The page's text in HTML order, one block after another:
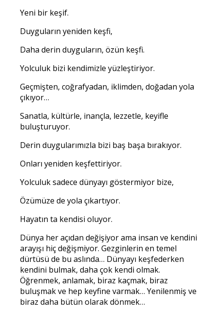
Yeni bir keşif.
Duyguların yeniden keşfi,
Daha derin duyguların, özün keşfi.
Yolculuk bizi kendimizle yüzleştiriyor.
Geçmişten, coğrafyadan, iklimden, doğadan yola
çıkıyor…
Sanatla, kültürle, inançla, lezzetle, keyifle
buluşturuyor.
Derin duygularımızla bizi baş başa bırakıyor.
Onları yeniden keşfettiriyor.
Yolculuk sadece dünyayı göstermiyor bize,
Özümüze de yola çıkartıyor.
Hayatın ta kendisi oluyor.
Dünya her açıdan değişiyor ama insan ve kendini
arayışı hiç değişmiyor. Gezginlerin en temel
dürtüsü de bu aslında… Dünyayı keşfederken
kendini bulmak, daha çok kendi olmak.
Öğrenmek, anlamak, biraz kaçmak, biraz
buluşmak ve hep keyfine varmak… Yenilenmiş ve
biraz daha bütün olarak dönmek…